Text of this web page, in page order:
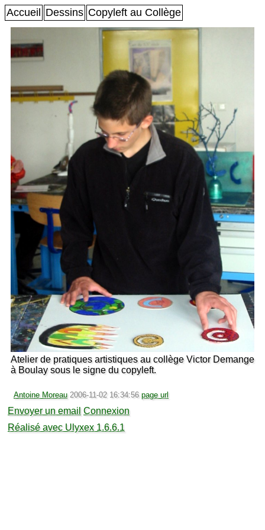
Accueil Dessins Copyleft au Collège
Atelier de pratiques artistiques au collège Victor Demange
à Boulay sous le signe du copyleft.
Antoine Moreau 2006-11-02 16:34:56 page url
Envoyer un email Connexion
Réalisé avec Ulyxex 1.6.6.1